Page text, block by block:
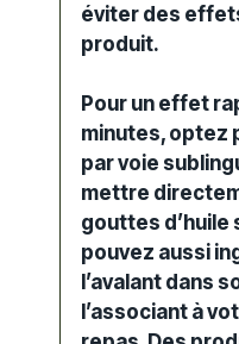
éviter des
produit.
Pour un effet
minutes, optez
par voie
mettre
gouttes d’huile
pouvez aussi
l’avalant dans
l’associant à